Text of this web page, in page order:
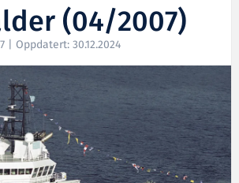
(04/2007)
| Oppdatert: 30.12.2024